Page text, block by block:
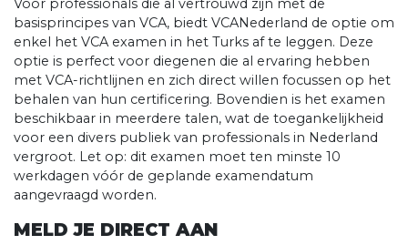
Voor professionals die al vertrouwd zijn met de
basisprincipes van VCA, biedt VCANederland de optie om
enkel het VCA examen in het Turks af te leggen. Deze
optie is perfect voor diegenen die al ervaring hebben
met VCA-richtlijnen en zich direct willen focussen op het
behalen van hun certificering. Bovendien is het examen
beschikbaar in meerdere talen, wat de toegankelijkheid
voor een divers publiek van professionals in Nederland
vergroot. Let op: dit examen moet ten minste 10
werkdagen vóór de geplande examendatum
aangevraagd worden.
MELD JE DIRECT AAN